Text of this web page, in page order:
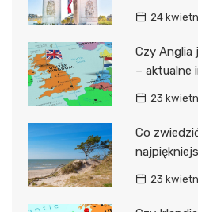
24
Czy Anglia
– aktualne
23
Co
23